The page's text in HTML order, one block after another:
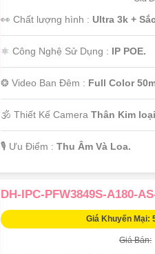
👀 Chất lượng hình : Ultra 3k +
⚛️ Công Nghệ Sử Dụng : IP POE.
❂ Video Ban Đêm : Full Color
🕉️ Thiết Kế Camera Thân Kim
️🎙 Ưu Điểm : Thu Âm Và Loa.
DH-IPC-PFW3849S-A180-
Giá Khuyến Mại:
Giá Bán: